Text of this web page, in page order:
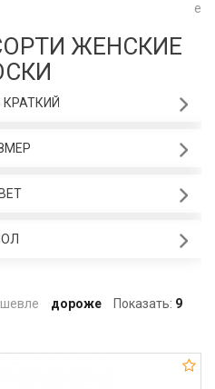
e
ЖЕНСКИЕ
дороже Показать: 9